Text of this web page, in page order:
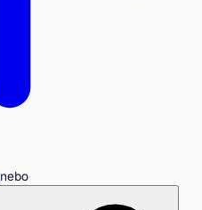
nebo